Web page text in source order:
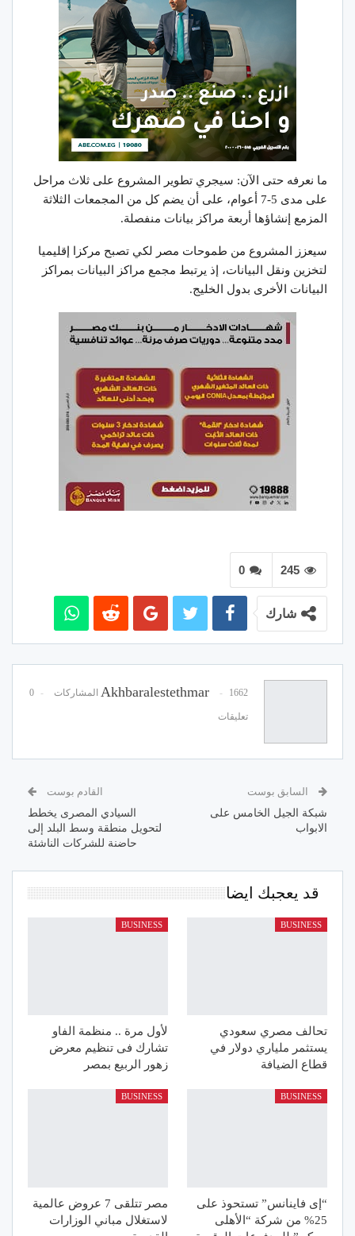
ما نعرفه حتى الآن: سيجري تطوير المشروع على ثلاث مراحل
على مدى 5-7 أعوام، على أن يضم كل من المجمعات الثلاثة
المزمع إنشاؤها أربعة مراكز بيانات منفصلة.
سيعزز المشروع من طموحات مصر لكي تصبح مركزا إقليميا
لتخزين ونقل البيانات، إذ يرتبط مجمع مراكز البيانات بمراكز
البيانات الأخرى بدول الخليج.
0 245
شارك
Akhbaralestethmar 1662 المشاركات 0
تعليقات
السابق بوست
شبكة الجيل الخامس على
الابواب
القادم بوست
السيادي المصرى يخطط
لتحويل منطقة وسط البلد إلى
حاضنة للشركات الناشئة
قد يعجبك ايضا
BUSINESS
تحالف مصري سعودي
يستثمر ملياري دولار في
قطاع الضيافة
BUSINESS
لأول مرة .. منظمة الفاو
تشارك فى تنظيم معرض
زهور الربيع بمصر
BUSINESS
“إى فاينانس” تستحوذ على
25% من شركة “الأهلى
BUSINESS
مصر تتلقى 7 عروض عالمية
لاستغلال مباني الوزارات